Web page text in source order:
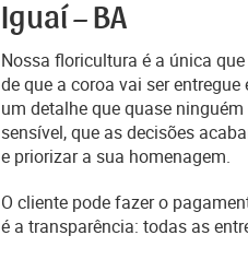
Iguaí – BA
Nossa floricultura é a única
de que a coroa vai ser
um detalhe que quase
sensível, que as decisões
e priorizar a sua homenagem.
O cliente pode fazer o
é a transparência: todas as